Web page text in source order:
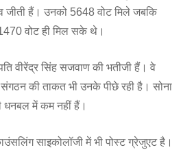
जीती हैं। उनको 5648 वोट मिले जबकि
वोट ही मिल सके थे।
वीरेंद्र सिंह सजवाण की भतीजी हैं। वे
की ताकत भी उनके पीछे रही है। सोना
धनबल में कम नहीं हैं।
साइकोलॉजी में भी पोस्ट ग्रेजुएट है।